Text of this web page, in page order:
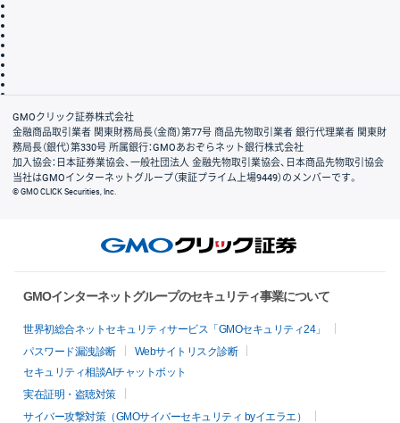
会社案内
GMOクリック証券株式会社
金融商品取引業者 関東財務局長（金商）第77号 商品先物取引業者 銀行代理業者 関東財
務局長（銀代）第330号 所属銀行：GMOあおぞらネット銀行株式会社
加入協会：日本証券業協会、一般社団法人 金融先物取引業協会、日本商品先物取引協会
当社はGMOインターネットグループ（東証プライム上場9449）のメンバーです。
© GMO CLICK Securities, Inc.
GMOインターネットグループのセキュリティ事業について
世界初総合ネットセキュリティサービス「GMOセキュリティ24」
パスワード漏洩診断
Webサイトリスク診断
セキュリティ相談AIチャットボット
実在証明・盗聴対策
サイバー攻撃対策（GMOサイバーセキュリティ byイエラエ）